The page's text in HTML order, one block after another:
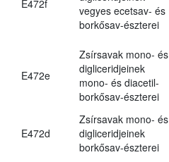
E472f
vegyes ecetsav- és
borkősav-észterei
E472e
Zsírsavak mono- és
digliceridjeinek
mono- és diacetil-
borkősav-észterei
E472d
Zsírsavak mono- és
digliceridjeinek
borkősav-észterei